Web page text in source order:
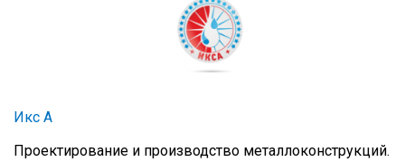
Икс А
Проектирование и производство металлоконструкций.